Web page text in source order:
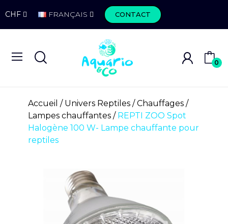
CHF FRANÇAIS CONTACT
0
Accueil Univers Reptiles
Chauffages
Lampes chauffantes
REPTI ZOO Spot
Halogène 100 W- Lampe chauffante pour
reptiles